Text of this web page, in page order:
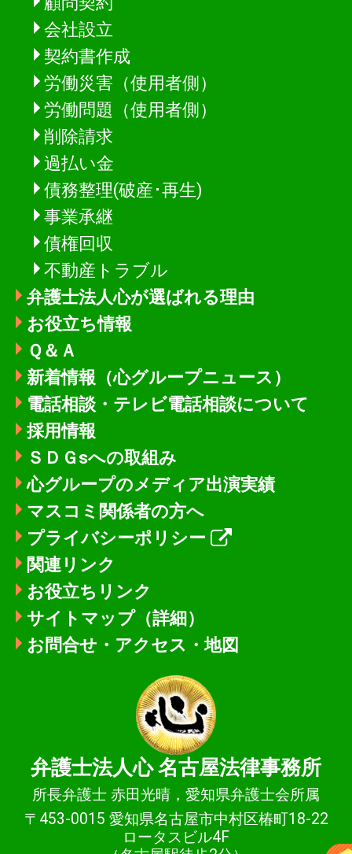
会社設立
契約書作成
労働災害（使用者側）
労働問題（使用者側）
削除請求
過払い金
債務整理(破産･再生)
事業承継
債権回収
不動産トラブル
弁護士法人心が選ばれる理由
お役立ち情報
Ｑ＆Ａ
新着情報 （心グループニュース）
電話相談・テレビ電話相談について
採用情報
ＳＤＧsへの取組み
心グループのメディア出演実績
マスコミ関係者の方へ
プライバシーポリシー
関連リンク
お役立ちリンク
サイトマップ（詳細）
お問合せ・アクセス・地図
弁護士法人心名古屋法律事務所
所長弁護士 赤田光晴，愛知県弁護士会所属
〒453-0015 愛知県名古屋市中村区椿町18-22
ロータスビル4F